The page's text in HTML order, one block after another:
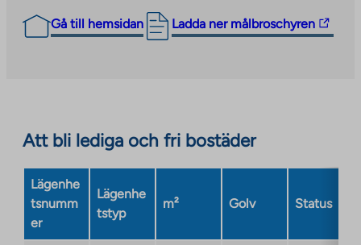
Gå till hemsidan Ladda ner målbroschyren
The
external
opens
a
Att bli lediga och fri bostäder
Lägenhe
tsnumm
er
Lägenhe
tstyp
m² Golv Status